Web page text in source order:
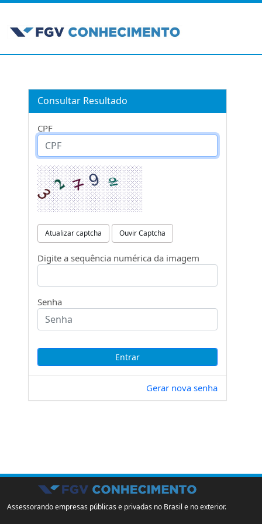
Consultar Resultado
CPF
Atualizar captcha Ouvir Captcha
Digite a sequência numérica da imagem
Senha
Gerar nova senha
Assessorando empresas públicas e privadas no Brasil e no exterior.